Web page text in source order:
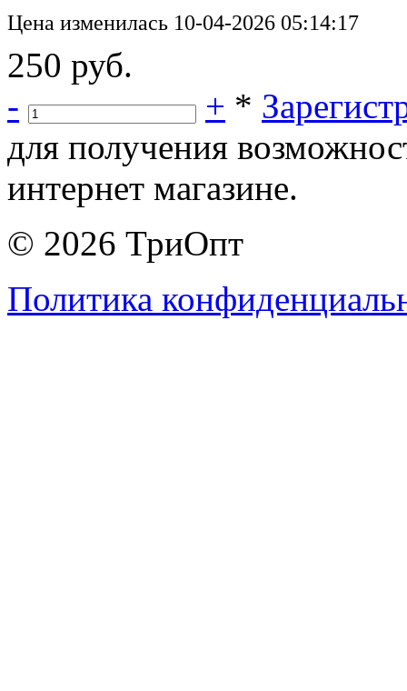
Цена изменилась 10-04-2026 05:14:17
250 руб.
-
+ *
для получения
интернет магазине.
© 2026 ТриОпт
Политика